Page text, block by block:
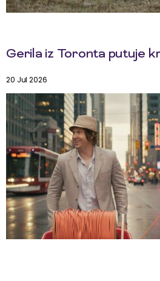
Gerila iz Toronta putuje
20 Jul 2026